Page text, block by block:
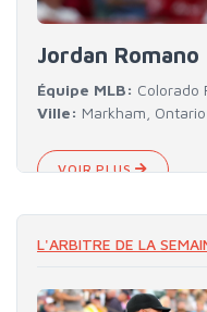
Jordan Romano
Équipe MLB: Colorado
Ville: Markham, Ontario
VOIR PLUS
L'ARBITRE DE LA